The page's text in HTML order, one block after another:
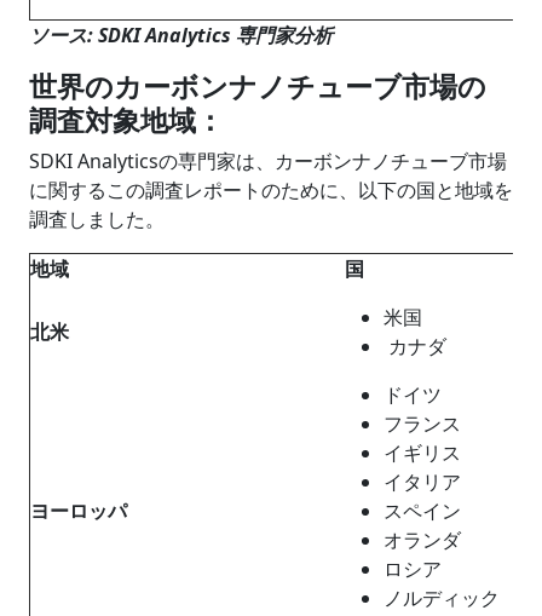
ソース: SDKI Analytics 専門家分析
世界のカーボンナノチューブ市場の
調査対象地域：
SDKI Analyticsの専門家は、カーボンナノチューブ市場
に関するこの調査レポートのために、以下の国と地域を
調査しました。
地域
国
北米
米国
カナダ
ヨーロッパ
ドイツ
フランス
イギリス
イタリア
スペイン
オランダ
ロシア
ノルディック